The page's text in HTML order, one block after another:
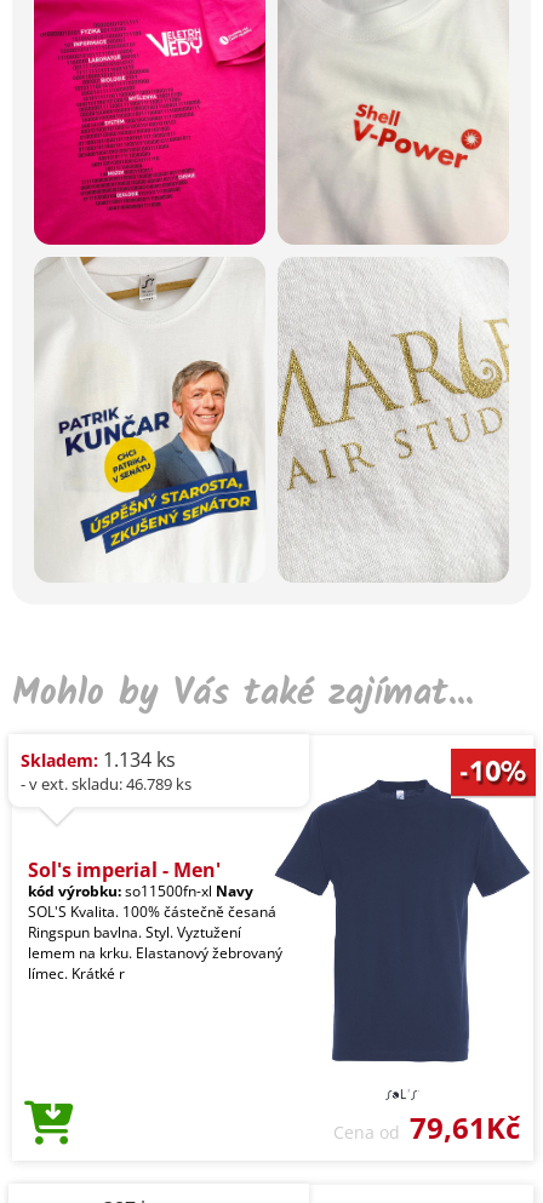
Mohlo by Vás také zajímat...
Skladem: 1.134 ks
- v ext. skladu: 46.789 ks
Sol's imperial - Men'
kód výrobku:so11500fn-xl Navy
SOL'S Kvalita. 100% částečně česaná
Ringspun bavlna. Styl. Vyztužení
lemem na krku. Elastanový žebrovaný
límec. Krátké r
Cena od 79,61Kč